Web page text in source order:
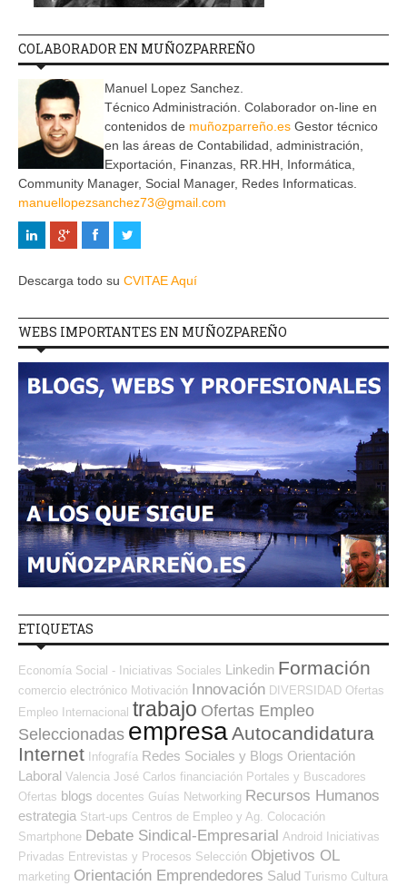
COLABORADOR EN MUÑOZPARREÑO
Manuel Lopez Sanchez.
Técnico Administración. Colaborador on-line en
contenidos de muñozparreño.es Gestor técnico
en las áreas de Contabilidad, administración,
Exportación, Finanzas, RR.HH, Informática,
Community Manager, Social Manager, Redes Informaticas.
manuellopezsanchez73@gmail.com
Descarga todo su CVITAE Aquí
WEBS IMPORTANTES EN MUÑOZPAREÑO
ETIQUETAS
Economía Social - Iniciativas Sociales Linkedin Formación
comercio electrónico Motivación Innovación DIVERSIDAD Ofertas
Empleo Internacional trabajo Ofertas Empleo
Seleccionadas empresaAutocandidatura
Internet Infografía Redes Sociales y Blogs Orientación
Laboral Valencia José Carlos financiación Portales y Buscadores
Ofertas blogs docentes Guías Networking Recursos Humanos
estrategia Start-ups Centros de Empleo y Ag. Colocación
Smartphone Debate Sindical-Empresarial Android
Iniciativas
Privadas Entrevistas y Procesos Selección Objetivos OL
marketing Orientación Emprendedores Salud Turismo Cultura